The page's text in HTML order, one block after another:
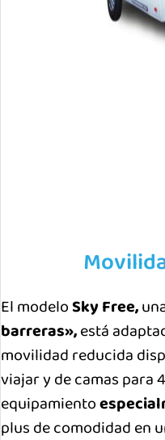
El modelo Sky Free,
barreras»,está
movilidad reducida
viajar y de camas para
equipamiento
plus de comodidad en